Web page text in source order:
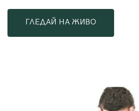
ГЛЕДАЙ НА ЖИВО